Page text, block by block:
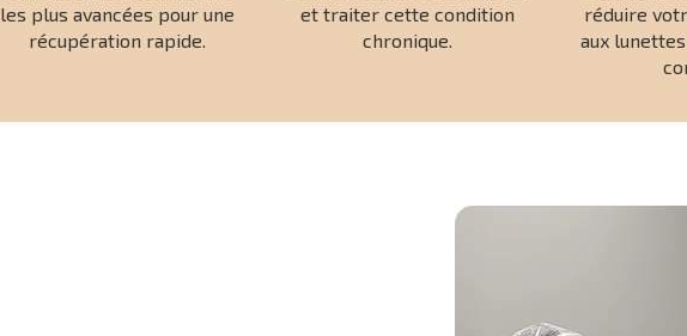
les plus avancées pour une
récupération rapide.
et traiter cette condition
chronique.
réduire
aux